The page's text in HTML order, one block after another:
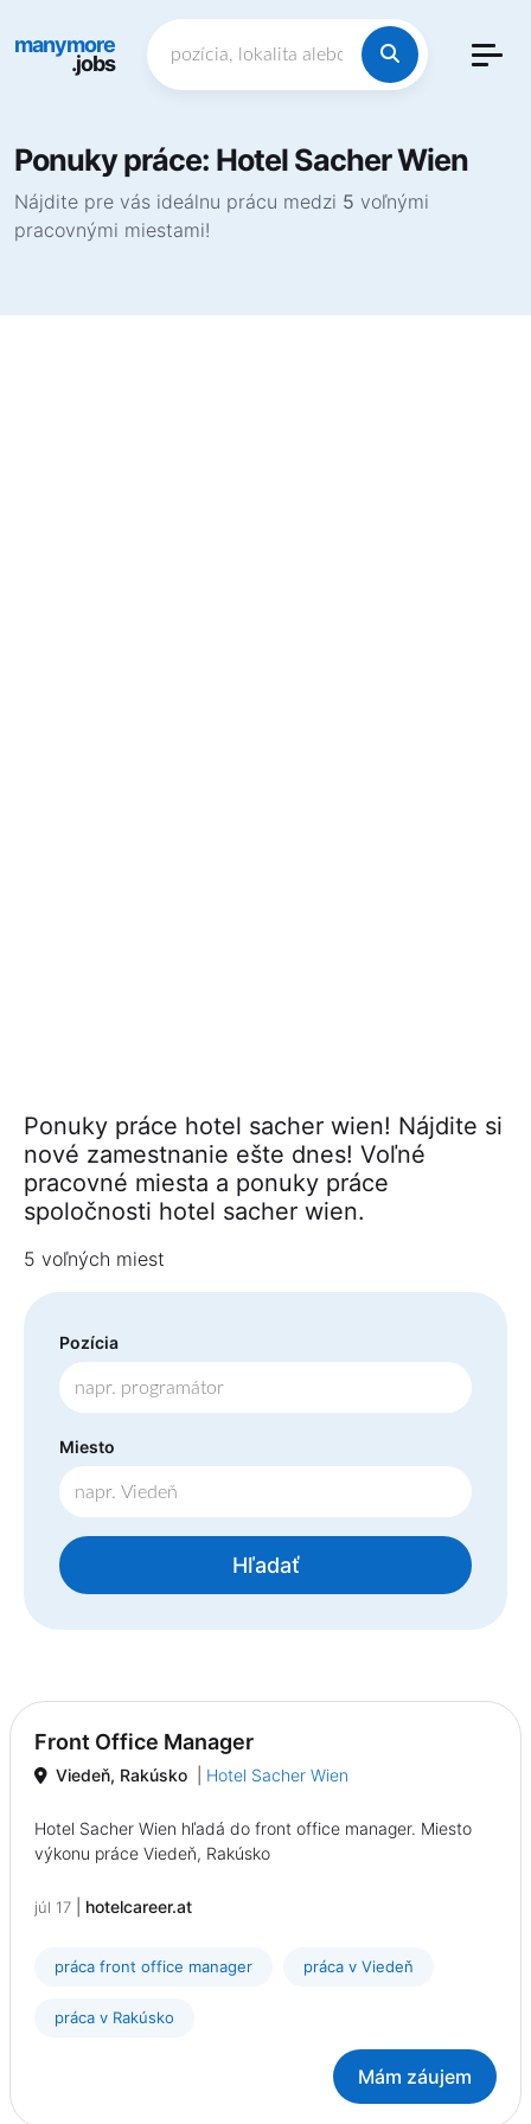
manymore
.jobs
Ponuky práce: Hotel Sacher Wien
Nájdite pre vás ideálnu prácu medzi 5 voľnými
pracovnými miestami!
Ponuky práce hotel sacher wien! Nájdite si
nové zamestnanie ešte dnes! Voľné
pracovné miesta a ponuky práce
spoločnosti hotel sacher wien.
5 voľných miest
Pozícia
Miesto
Hľadať
Front Office Manager
Viedeň, Rakúsko Hotel Sacher Wien
Hotel Sacher Wien hľadá do front office manager. Miesto
výkonu práce Viedeň, Rakúsko
júl 17 hotelcareer.at
práca front office manager práca v Viedeň
práca v Rakúsko
Mám záujem